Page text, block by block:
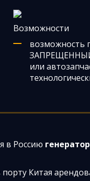
Возможности
возможность
ЗАПРЕЩЕННЫЙ
или
в Россию
Китая